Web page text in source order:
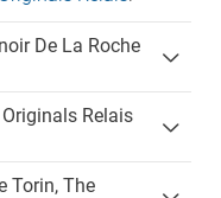
De La Roche
Relais
Torin, The